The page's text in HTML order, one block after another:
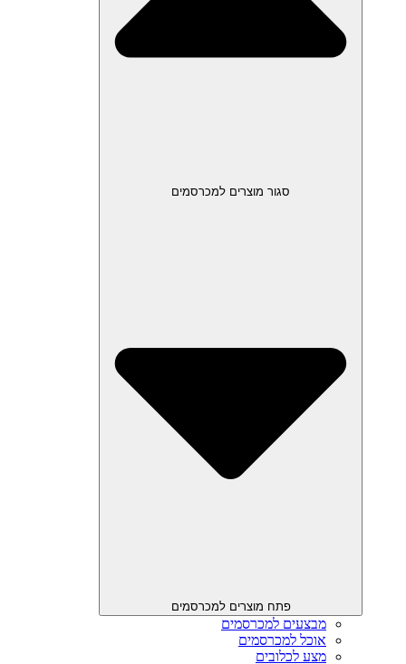
סגור מוצרים למכרסמים
פתח מוצרים למכרסמים
מבצעים למכרסמים
אוכל למכרסמים
מצע לכלובים